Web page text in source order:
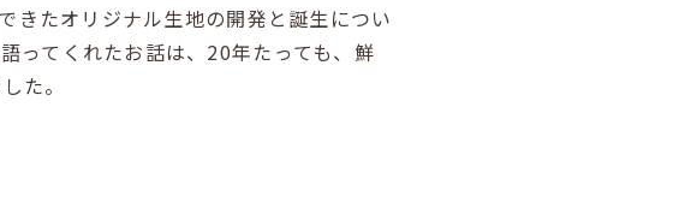
きたオリジナル生地の開発と誕生につい
ってくれたお話は、20年たっても、鮮
た。